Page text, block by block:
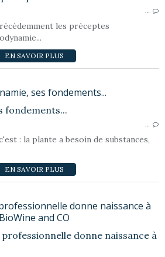
…
les préceptes
EN SAVOIR PLUS
ses fondements...
…
: la plante a besoin de substances,
EN SAVOIR PLUS
donne naissance à
BioWine and CO